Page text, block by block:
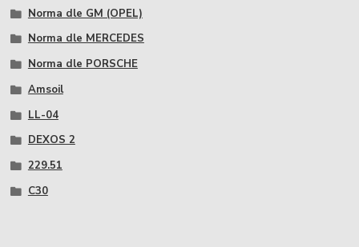
Norma dle GM (OPEL)
Norma dle MERCEDES
Norma dle PORSCHE
Amsoil
LL-04
DEXOS 2
229.51
C30